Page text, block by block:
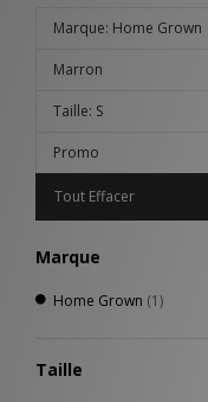
Marque: Home Grown
Marron
Taille: S
Promo
Tout Effacer
Marque
Home Grown (1)
Taille